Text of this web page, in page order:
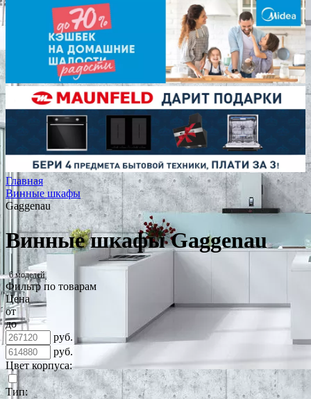
Главная
Винные шкафы
Gaggenau
Винные шкафы Gaggenau
6 моделей
Фильтр по товарам
Цена
от
до
руб.
руб.
Цвет корпуса:
Тип: